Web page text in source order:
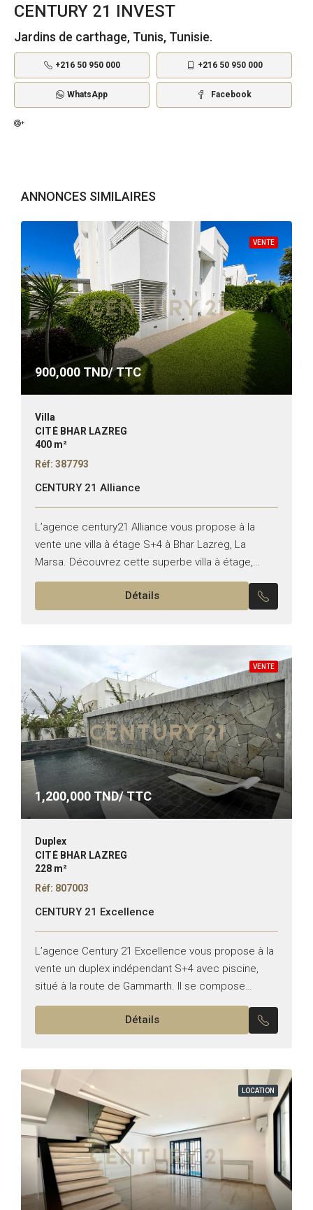
CENTURY 21 INVEST
Jardins de carthage, Tunis, Tunisie.
+216 50 950 000 +216 50 950 000
WhatsApp Facebook
ANNONCES SIMILAIRES
VENTE
900,000 TND/ TTC
Villa
CITÉ BHAR LAZREG
400 m²
Réf: 387793
CENTURY 21 Alliance
L’agence century21 Alliance vous propose à la
vente une villa à étage S+4 à Bhar Lazreg, La
Marsa. Découvrez cette superbe villa à étage,
idéale aussi bien pour un usage d’habitation que...
Détails
VENTE
1,200,000 TND/ TTC
Duplex
CITÉ BHAR LAZREG
228 m²
Réf: 807003
CENTURY 21 Excellence
L’agence Century 21 Excellence vous propose à la
vente un duplex indépendant S+4 avec piscine,
situé à la route de Gammarth. Il se compose
comme suit : Rez-de-chaussée : – Un salon...
Détails
LOCATION